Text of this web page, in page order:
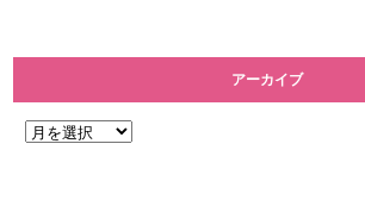
アーカイブ